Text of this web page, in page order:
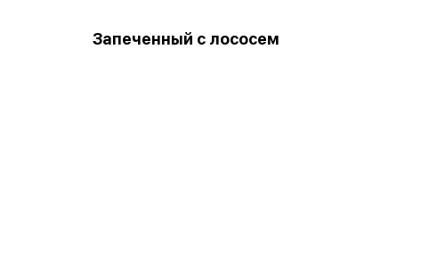
Запеченный с лососем